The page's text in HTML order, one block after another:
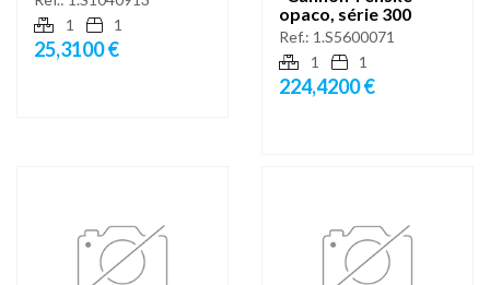
1
1
25,3100 €
opaco, série 300
Ref.: 1.S5600071
1
1
224,4200 €